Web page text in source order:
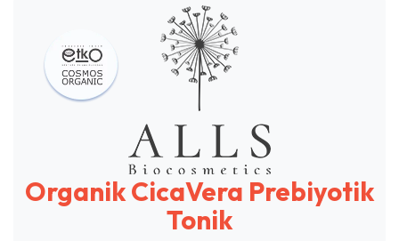
Organik CicaVera Prebiyotik
Tonik